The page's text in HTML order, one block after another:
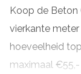
Koop de Beton
vierkante
hoeveelheid
maximaal